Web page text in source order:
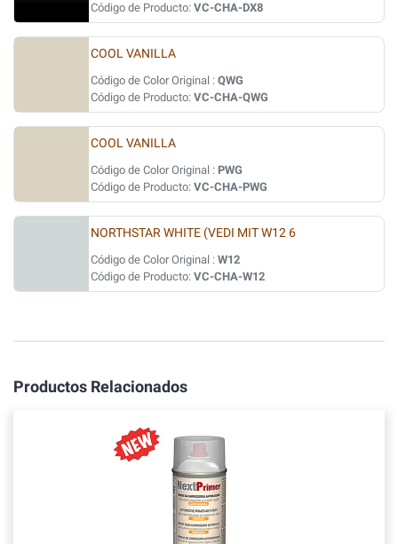
Código de Producto: VC-CHA-DX8
COOL VANILLA
Código de Color Original : QWG
Código de Producto: VC-CHA-QWG
COOL VANILLA
Código de Color Original : PWG
Código de Producto: VC-CHA-PWG
NORTHSTAR WHITE (VEDI MIT W12 6
Código de Color Original : W12
Código de Producto: VC-CHA-W12
Productos Relacionados